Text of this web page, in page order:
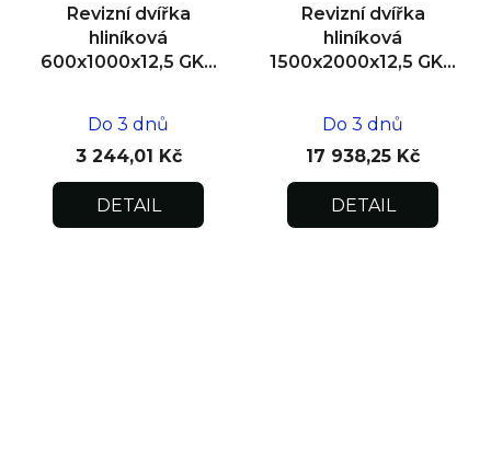
Revizní dvířka
hliníková
600x1000x12,5 GKB
Do 3 dnů
3 244,01 Kč
DETAIL
Revizní dvířka
hliníková
1500x2000x12,5 GKB
Do 3 dnů
17 938,25 Kč
DETAIL